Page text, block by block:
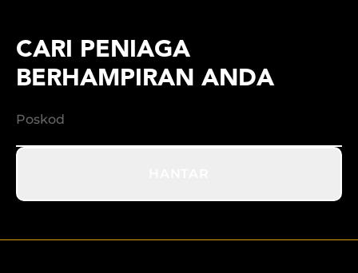
CARI PENIAGA
BERHAMPIRAN ANDA